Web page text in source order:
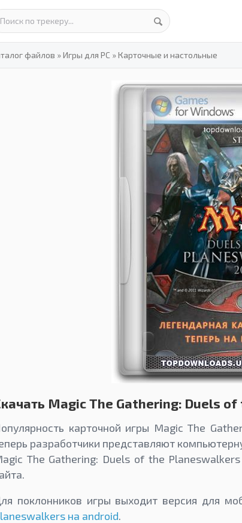
файлов »Игры для PC »Карточные и настольные
Magic The Gathering: Duels
карточной игры Magic The
разработчики представляют
The Gathering: Duels of the
поклонников игры выходит версия для
на android.